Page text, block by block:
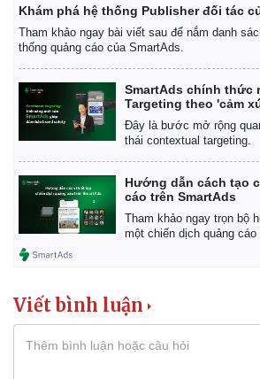
Sức khỏe
Dinh dưỡng - món ngon
Sản phụ khoa
Nam khoa
Làm đẹp - giảm cân
Ăn sạch sống khỏe
Đời sống
Nhà
Blog
Khám phá hệ thống Publisher đối tác
Tham khảo ngay bài viết sau để nắm danh
thống quảng cáo của SmartAds.
SmartAds chính thức
Targeting theo 'cảm
Đây là bước mở rộng
thái contextual targeting.
Hướng dẫn cách tạo
cáo trên SmartAds
Tham khảo ngay trọn bộ
một chiến dịch quảng
Viết bình luận